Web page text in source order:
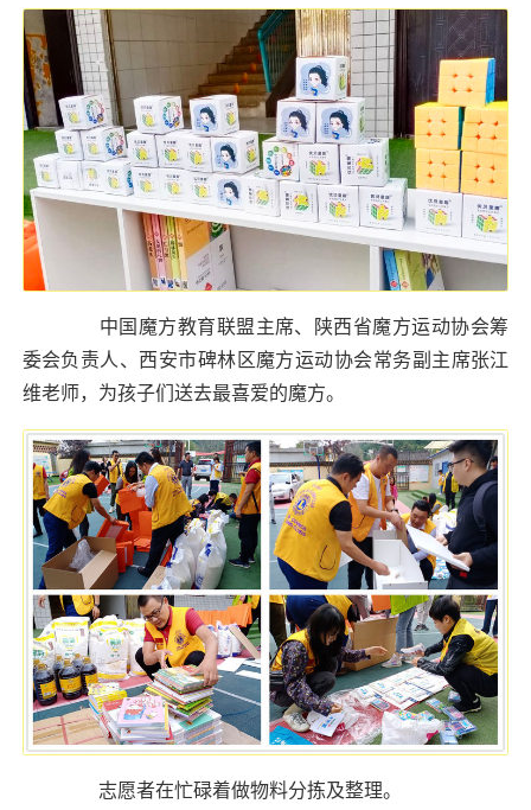
中国魔方教育联盟主席、 陕西省魔方运动协会筹
委会负责人、西安市碑林区魔方运动协会常务副主席张江
维老师，为孩子们送去最喜爱的魔方。
志愿者在忙碌着做物料分拣及整理。